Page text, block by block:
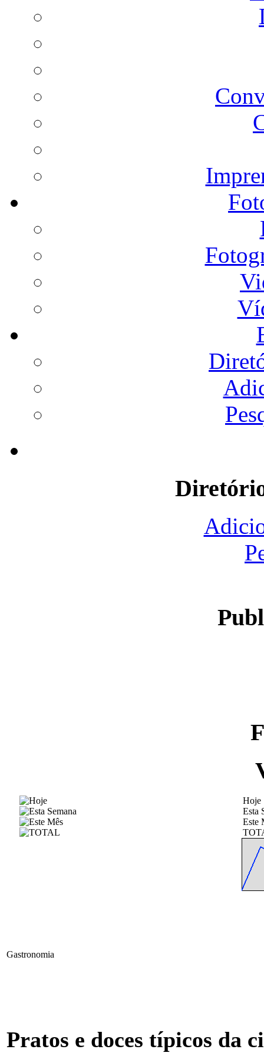
Hoje
Esta
Este
Gastronomia
Pratos e doces típicos da